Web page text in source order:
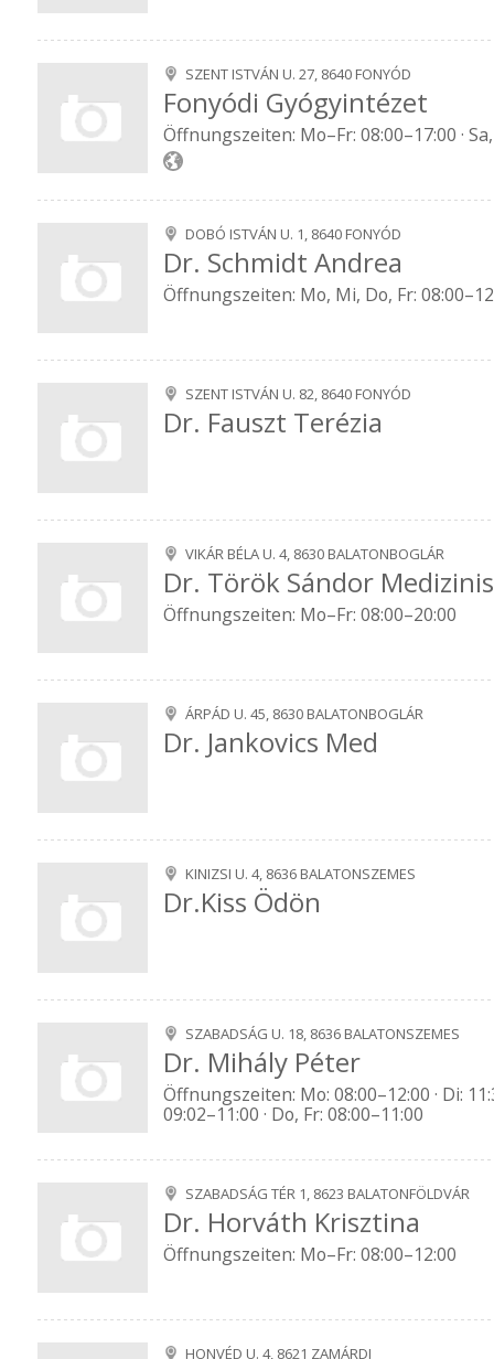
SZENT ISTVÁN U. 27, 8640 FONYÓD
Fonyódi Gyógyintézet
Öffnungszeiten: Mo–Fr: 08:00–17:00 ·
DOBÓ ISTVÁN U. 1, 8640 FONYÓD
Dr. Schmidt Andrea
Öffnungszeiten: Mo, Mi, Do, Fr:
SZENT ISTVÁN U. 82, 8640 FONYÓD
Dr. Fauszt Terézia
VIKÁR BÉLA U. 4, 8630 BALATONBOGLÁR
Dr. Török Sándor
Öffnungszeiten: Mo–Fr: 08:00–20:00
ÁRPÁD U. 45, 8630 BALATONBOGLÁR
Dr. Jankovics Med
KINIZSI U. 4, 8636 BALATONSZEMES
Dr.Kiss Ödön
SZABADSÁG U. 18, 8636 BALATONSZEMES
Dr. Mihály Péter
Öffnungszeiten: Mo: 08:00–12:00 · Di:
09:02–11:00 · Do, Fr: 08:00–11:00
SZABADSÁG TÉR 1, 8623 BALATONFÖLDVÁR
Dr. Horváth Krisztina
Öffnungszeiten: Mo–Fr: 08:00–12:00
HONVÉD U. 4, 8621 ZAMÁRDI